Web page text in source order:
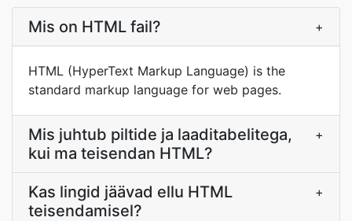
Mis on HTML fail? +
HTML (HyperText Markup Language) is the
standard markup language for web pages.
Mis juhtub piltide ja laaditabelitega,
kui ma teisendan HTML?
+
Kas lingid jäävad ellu HTML
teisendamisel?
+